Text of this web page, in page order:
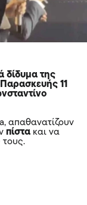
δίδυμα της
11
απαθανατίζουν
πίστα και να
τους.